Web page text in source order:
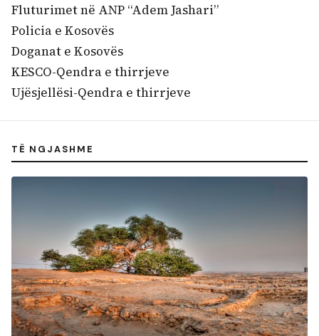
Fluturimet në ANP “Adem Jashari”
Policia e Kosovës
Doganat e Kosovës
KESCO-Qendra e thirrjeve
Ujësjellësi-Qendra e thirrjeve
TË NGJASHME